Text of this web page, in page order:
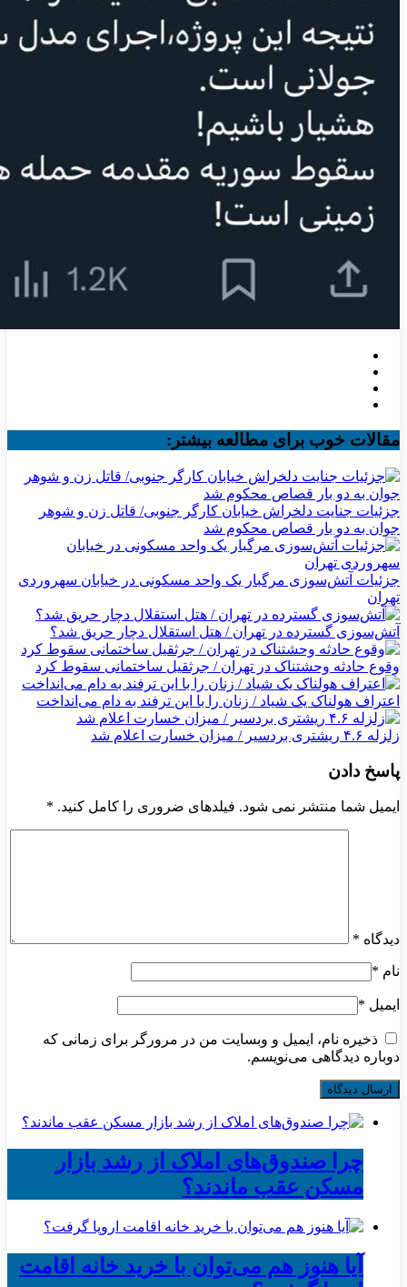
مقالات خوب برای مطالعه بیشتر:
جزئیات جنایت دلخراش خیابان کارگر جنوبی/ قاتل زن و شوهر
جوان به دو بار قصاص محکوم شد
جزئیات آتش‌سوزی مرگبار یک واحد مسکونی در خیابان سهروردی
تهران
آتش‌سوزی گسترده در تهران / هتل استقلال دچار حریق شد؟
وقوع حادثه وحشتناک در تهران / جرثقیل ساختمانی سقوط کرد
اعتراف هولناک یک شیاد / زنان را با این ترفند به دام می‌انداخت
زلزله ۴.۶ ریشتری بردسیر / میزان خسارت اعلام شد
پاسخ دادن
ایمیل شما منتشر نمی شود. فیلدهای ضروری را کامل کنید. *
دیدگاه *
نام *
ایمیل *
ذخیره نام، ایمیل و وبسایت من در مرورگر برای زمانی که
دوباره دیدگاهی می‌نویسم.
چرا صندوق‌های املاک از رشد بازار
مسکن عقب ماندند؟
آیا هنوز هم می‌توان با خرید خانه اقامت